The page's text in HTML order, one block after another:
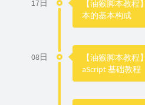
17日
【油猴脚本教程
本的基本构成
08日
【油猴脚本教程
aScript 基础教程